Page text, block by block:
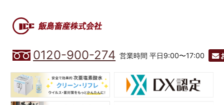
0120-900-274 営業時間 平日9:00〜17:00